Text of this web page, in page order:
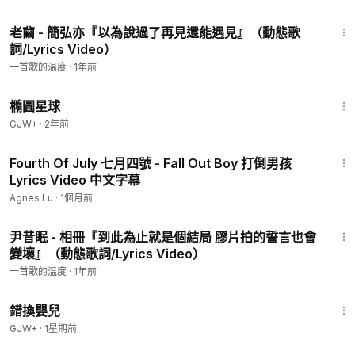
Podcast《我的原聲帶 Note.mp3》
https://open.firstory.me/user/ckyt2iykd0dm509284v9ul0og/
platforms
合作訪問邀約 Inquiries
贊助Agnes繼續做出更多影片：
郵政信箱：231941 新店郵政第00043號信箱
【更多音樂分享請追蹤Y2K的Instgram】
https://www.instagram.com/y2k_record/
Y2K YouTube:
https://www.youtube.com/channel/UCTwTsl6ajcyE_OvrvgUN
更多Y2K相關連結：
老繭 - 簡弘亦『以為說過了再見還能遇見』（動態歌
詞/Lyrics Video）
一首歌的温度 · 1年前
橢圓星球
GJW+ · 2年前
Fourth Of July 七月四號 - Fall Out Boy 打倒男孩
Lyrics Video 中文字幕
Agnes Lu · 1個月前
尹昔眠 - 相冊『到此為止就是個結局 膠片拍的誓言也會
變壞』（動態歌詞/Lyrics Video）
一首歌的温度 · 1年前
錯換嬰兒
GJW+ · 1星期前